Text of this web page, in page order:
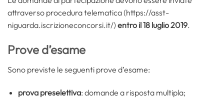
attraverso procedura telematica (https://asst-
niguarda.iscrizioneconcorsi.it/) entro il 18 luglio 2019.
Prove d’esame
Sono previste le seguenti prove d’esame:
prova preselettiva: domande a risposta multipla;